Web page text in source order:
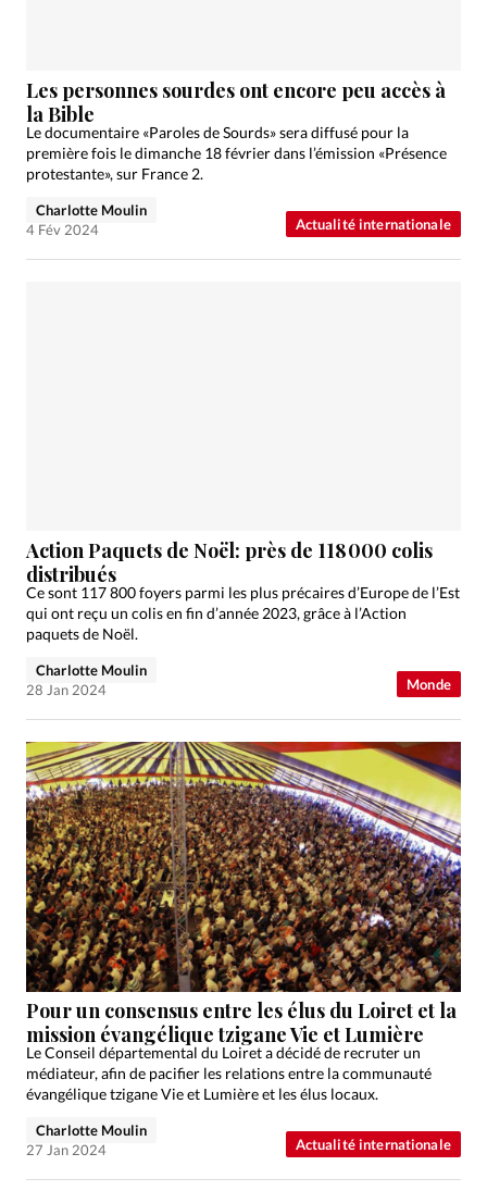
Actualité internationale
Les personnes sourdes ont encore peu accès à
la Bible
Le documentaire «Paroles de Sourds» sera diffusé pour la
première fois le dimanche 18 février dans l’émission «Présence
protestante», sur France 2.
Charlotte Moulin
4 Fév 2024
Monde
Action Paquets de Noël: près de 118 000 colis
distribués
Ce sont 117 800 foyers parmi les plus précaires d’Europe de l’Est
qui ont reçu un colis en fin d’année 2023, grâce à l’Action
paquets de Noël.
Charlotte Moulin
28 Jan 2024
Actualité internationale
Pour un consensus entre les élus du Loiret et la
mission évangélique tzigane Vie et Lumière
Le Conseil départemental du Loiret a décidé de recruter un
médiateur, afin de pacifier les relations entre la communauté
évangélique tzigane Vie et Lumière et les élus locaux.
Charlotte Moulin
27 Jan 2024